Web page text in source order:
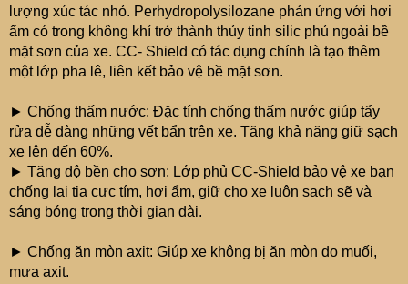
lượng xúc tác nhỏ. Perhydropolysilozane phản ứng với hơi
ẩm có trong không khí trở thành thủy tinh silic phủ ngoài bề
mặt sơn của xe. CC- Shield có tác dụng chính là tạo thêm
một lớp pha lê, liên kết bảo vệ bề mặt sơn.
► Chống thấm nước: Đặc tính chống thấm nước giúp tẩy
rửa dễ dàng những vết bẩn trên xe. Tăng khả năng giữ sạch
xe lên đến 60%.
► Tăng độ bền cho sơn: Lớp phủ CC-Shield bảo vệ xe bạn
chống lại tia cực tím, hơi ẩm, giữ cho xe luôn sạch sẽ và
sáng bóng trong thời gian dài.
► Chống ăn mòn axit: Giúp xe không bị ăn mòn do muối,
mưa axit.